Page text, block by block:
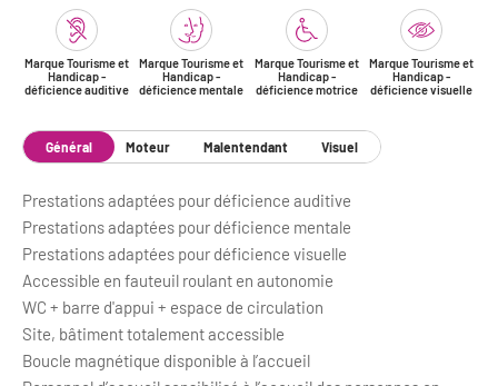
Marque Tourisme et
Handicap -
déficience auditive
Marque Tourisme et
Handicap -
déficience mentale
Marque Tourisme et
Handicap -
déficience motrice
Marque Tourisme et
Handicap -
déficience visuelle
Général Moteur Malentendant Visuel
Prestations adaptées pour déficience auditive
Prestations adaptées pour déficience mentale
Prestations adaptées pour déficience visuelle
Accessible en fauteuil roulant en autonomie
WC + barre d'appui + espace de circulation
Site, bâtiment totalement accessible
Boucle magnétique disponible à l’accueil